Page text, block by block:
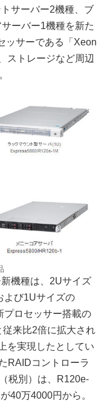
サーバー2機種、ブ
ーバー1機種を新た
ッサーである「Xeon
ストレージなど周辺
機種は、2Uサイズ
よび1Uサイズの
プロセッサー搭載の
来比2倍に拡大され
を実現したとしてい
RAIDコントローラ
税別）は、R120e-
40万4000円から。